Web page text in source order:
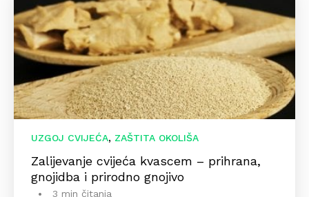
UZGOJ CVIJEĆA, ZAŠTITA OKOLIŠA
Zalijevanje cvijeća kvascem – prihrana,
gnojidba i prirodno gnojivo
3 min čitanja